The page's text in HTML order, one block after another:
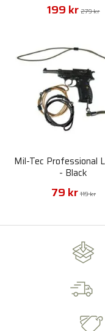
199 kr 279 kr
Mil-Tec Professional
- Black
79 kr 119 kr